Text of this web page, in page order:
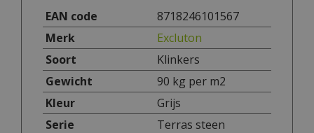
EAN code
8718246101567
Merk
Excluton
Soort
Klinkers
Gewicht
90 kg per m2
Kleur
Grijs
Serie
Terras steen